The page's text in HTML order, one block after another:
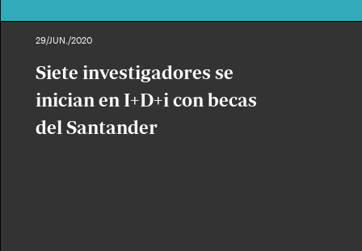
29/JUN./2020
Siete investigadores se
inician en I+D+i con becas
del Santander